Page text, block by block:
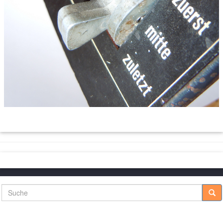
Suche